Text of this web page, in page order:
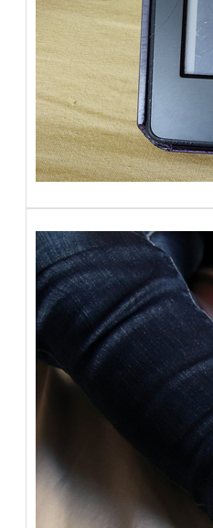
{Tricot} Flower
power socks